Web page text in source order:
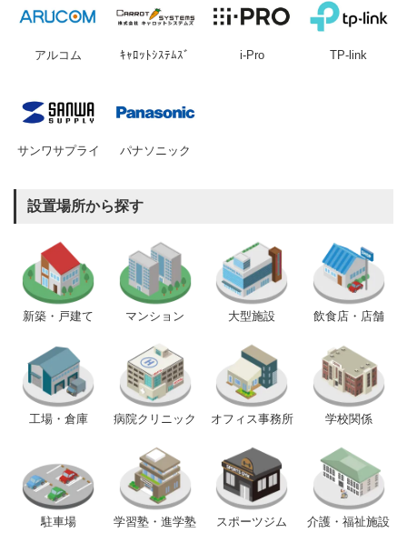
アルコム ｷｬﾛｯﾄｼｽﾃﾑｽﾞ i-Pro TP-link
サンワサプライ パナソニック
設置場所から探す
新築・戸建て マンション 大型施設 飲食店・店舗
工場・倉庫 病院クリニック オフィス事務所 学校関係
駐車場 学習塾・進学塾 スポーツジム 介護・福祉施設